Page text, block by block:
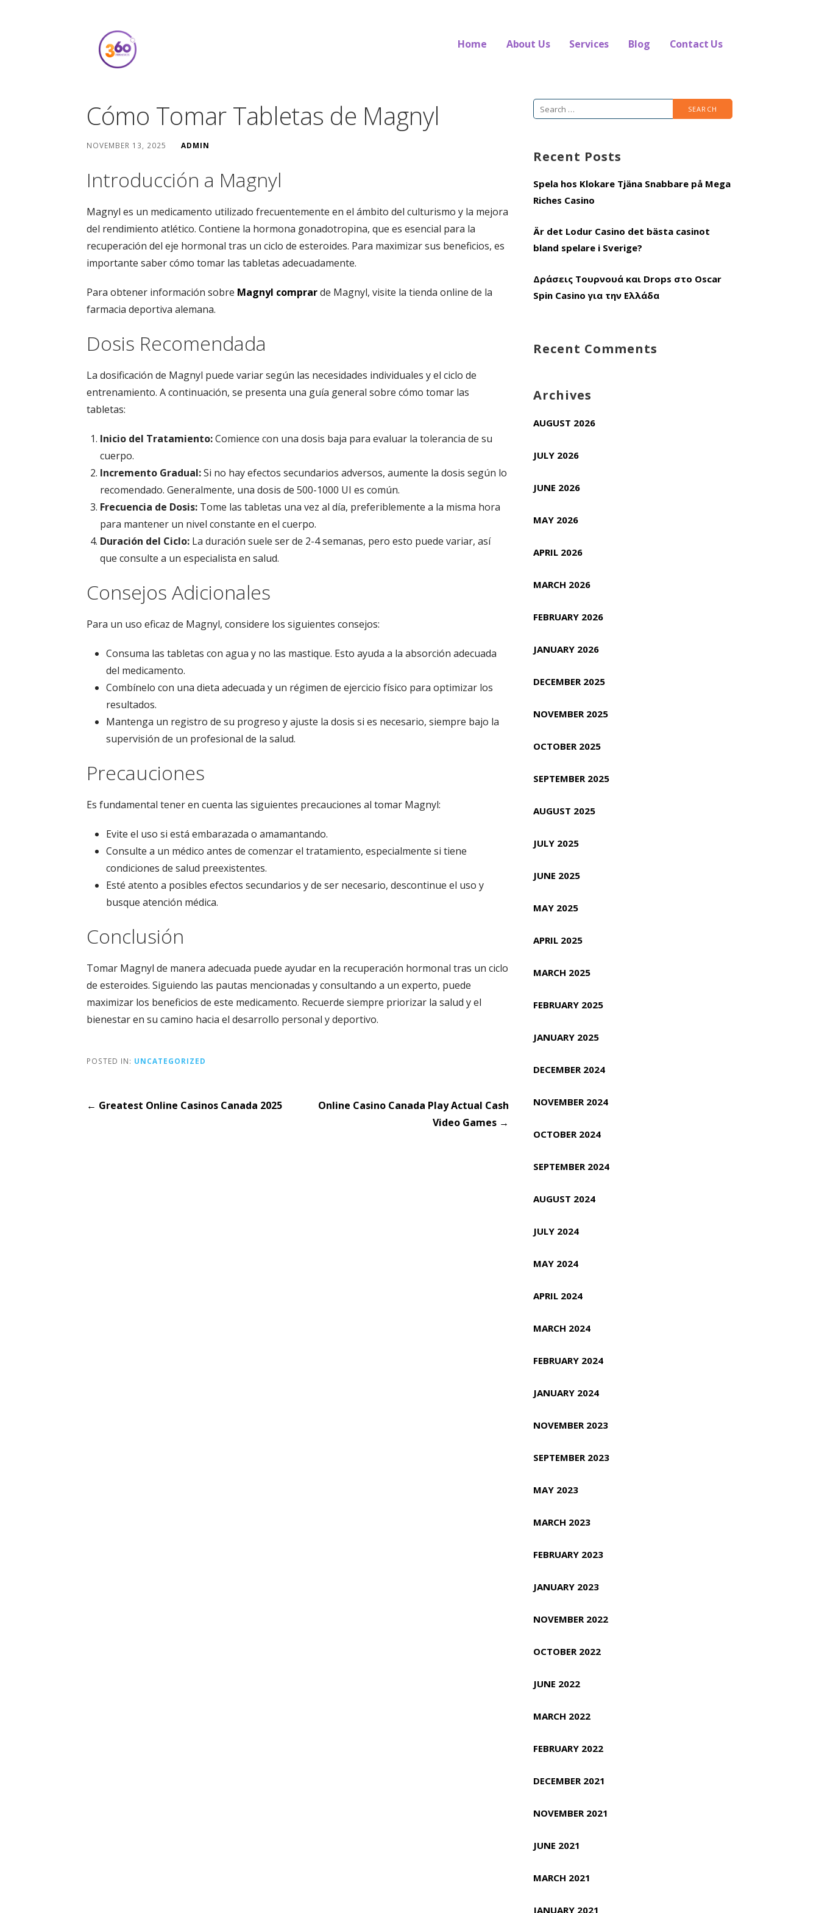
Home About Us Services Blog Contact Us
Cómo Tomar Tabletas de Magnyl
NOVEMBER 13, 2025 ADMIN
Introducción a Magnyl
Magnyl es un medicamento utilizado frecuentemente en el ámbito del culturismo y la mejora
del rendimiento atlético. Contiene la hormona gonadotropina, que es esencial para la
recuperación del eje hormonal tras un ciclo de esteroides. Para maximizar sus beneficios, es
importante saber cómo tomar las tabletas adecuadamente.
Para obtener información sobre Magnyl comprarde Magnyl, visite la tienda online de la
farmacia deportiva alemana.
Dosis Recomendada
La dosificación de Magnyl puede variar según las necesidades individuales y el ciclo de
entrenamiento. A continuación, se presenta una guía general sobre cómo tomar las
tabletas:
Inicio del Tratamiento:Comience con una dosis baja para evaluar la tolerancia de su
cuerpo.
Incremento Gradual:Si no hay efectos secundarios adversos, aumente la dosis según lo
recomendado. Generalmente, una dosis de 500-1000 UI es común.
Frecuencia de Dosis: Tome las tabletas una vez al día, preferiblemente a la misma hora
para mantener un nivel constante en el cuerpo.
Duración del Ciclo: La duración suele ser de 2-4 semanas, pero esto puede variar, así
que consulte a un especialista en salud.
Consejos Adicionales
Para un uso eficaz de Magnyl, considere los siguientes consejos:
Consuma las tabletas con agua y no las mastique. Esto ayuda a la absorción adecuada
del medicamento.
Combínelo con una dieta adecuada y un régimen de ejercicio físico para optimizar los
resultados.
Mantenga un registro de su progreso y ajuste la dosis si es necesario, siempre bajo la
supervisión de un profesional de la salud.
Precauciones
Es fundamental tener en cuenta las siguientes precauciones al tomar Magnyl:
Evite el uso si está embarazada o amamantando.
Consulte a un médico antes de comenzar el tratamiento, especialmente si tiene
condiciones de salud preexistentes.
Esté atento a posibles efectos secundarios y de ser necesario, descontinue el uso y
busque atención médica.
Conclusión
Tomar Magnyl de manera adecuada puede ayudar en la recuperación hormonal tras un ciclo
de esteroides. Siguiendo las pautas mencionadas y consultando a un experto, puede
maximizar los beneficios de este medicamento. Recuerde siempre priorizar la salud y el
bienestar en su camino hacia el desarrollo personal y deportivo.
POSTED IN: UNCATEGORIZED
Post
← Greatest Online Casinos Canada 2025
Online Casino Canada Play Actual Cash
Video Games →
Search
Recent Posts
Spela hos Klokare Tjäna Snabbare på Mega
Riches Casino
Är det Lodur Casino det bästa casinot
bland spelare i Sverige?
Δράσεις Τουρνουά και Drops στο Oscar
Spin Casino για την Ελλάδα
Recent Comments
Archives
AUGUST 2026
JULY 2026
JUNE 2026
MAY 2026
APRIL 2026
MARCH 2026
FEBRUARY 2026
JANUARY 2026
DECEMBER 2025
NOVEMBER 2025
OCTOBER 2025
SEPTEMBER 2025
AUGUST 2025
JULY 2025
JUNE 2025
MAY 2025
APRIL 2025
MARCH 2025
FEBRUARY 2025
JANUARY 2025
DECEMBER 2024
NOVEMBER 2024
OCTOBER 2024
SEPTEMBER 2024
AUGUST 2024
JULY 2024
MAY 2024
APRIL 2024
MARCH 2024
FEBRUARY 2024
JANUARY 2024
NOVEMBER 2023
SEPTEMBER 2023
MAY 2023
MARCH 2023
FEBRUARY 2023
JANUARY 2023
NOVEMBER 2022
OCTOBER 2022
JUNE 2022
MARCH 2022
FEBRUARY 2022
DECEMBER 2021
NOVEMBER 2021
JUNE 2021
MARCH 2021
JANUARY 2021